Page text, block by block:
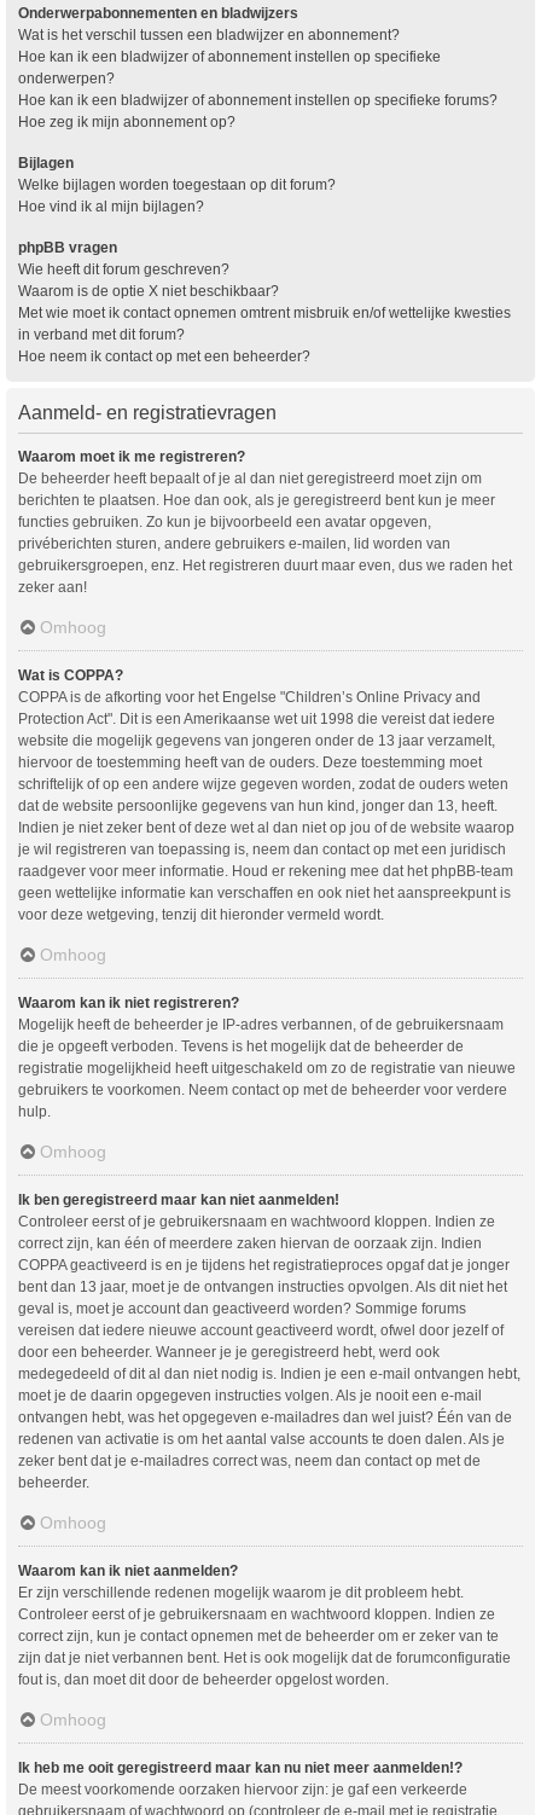
Onderwerpabonnementen en bladwijzers
Wat is het verschil tussen een bladwijzer en abonnement?
Hoe kan ik een bladwijzer of abonnement instellen op specifieke
onderwerpen?
Hoe kan ik een bladwijzer of abonnement instellen op specifieke forums?
Hoe zeg ik mijn abonnement op?
Bijlagen
Welke bijlagen worden toegestaan op dit forum?
Hoe vind ik al mijn bijlagen?
phpBB vragen
Wie heeft dit forum geschreven?
Waarom is de optie X niet beschikbaar?
Met wie moet ik contact opnemen omtrent misbruik en/of wettelijke kwesties
in verband met dit forum?
Hoe neem ik contact op met een beheerder?
Aanmeld- en registratievragen
Waarom moet ik me registreren?
De beheerder heeft bepaalt of je al dan niet geregistreerd moet zijn om
berichten te plaatsen. Hoe dan ook, als je geregistreerd bent kun je meer
functies gebruiken. Zo kun je bijvoorbeeld een avatar opgeven,
privéberichten sturen, andere gebruikers e-mailen, lid worden van
gebruikersgroepen, enz. Het registreren duurt maar even, dus we raden het
zeker aan!
Omhoog
Wat is COPPA?
COPPA is de afkorting voor het Engelse "Children’s Online Privacy and
Protection Act". Dit is een Amerikaanse wet uit 1998 die vereist dat iedere
website die mogelijk gegevens van jongeren onder de 13 jaar verzamelt,
hiervoor de toestemming heeft van de ouders. Deze toestemming moet
schriftelijk of op een andere wijze gegeven worden, zodat de ouders weten
dat de website persoonlijke gegevens van hun kind, jonger dan 13, heeft.
Indien je niet zeker bent of deze wet al dan niet op jou of de website waarop
je wil registreren van toepassing is, neem dan contact op met een juridisch
raadgever voor meer informatie. Houd er rekening mee dat het phpBB-team
geen wettelijke informatie kan verschaffen en ook niet het aanspreekpunt is
voor deze wetgeving, tenzij dit hieronder vermeld wordt.
Omhoog
Waarom kan ik niet registreren?
Mogelijk heeft de beheerder je IP-adres verbannen, of de gebruikersnaam
die je opgeeft verboden. Tevens is het mogelijk dat de beheerder de
registratie mogelijkheid heeft uitgeschakeld om zo de registratie van nieuwe
gebruikers te voorkomen. Neem contact op met de beheerder voor verdere
hulp.
Omhoog
Ik ben geregistreerd maar kan niet aanmelden!
Controleer eerst of je gebruikersnaam en wachtwoord kloppen. Indien ze
correct zijn, kan één of meerdere zaken hiervan de oorzaak zijn. Indien
COPPA geactiveerd is en je tijdens het registratieproces opgaf dat je jonger
bent dan 13 jaar, moet je de ontvangen instructies opvolgen. Als dit niet het
geval is, moet je account dan geactiveerd worden? Sommige forums
vereisen dat iedere nieuwe account geactiveerd wordt, ofwel door jezelf of
door een beheerder. Wanneer je je geregistreerd hebt, werd ook
medegedeeld of dit al dan niet nodig is. Indien je een e-mail ontvangen hebt,
moet je de daarin opgegeven instructies volgen. Als je nooit een e-mail
ontvangen hebt, was het opgegeven e-mailadres dan wel juist? Één van de
redenen van activatie is om het aantal valse accounts te doen dalen. Als je
zeker bent dat je e-mailadres correct was, neem dan contact op met de
beheerder.
Omhoog
Waarom kan ik niet aanmelden?
Er zijn verschillende redenen mogelijk waarom je dit probleem hebt.
Controleer eerst of je gebruikersnaam en wachtwoord kloppen. Indien ze
correct zijn, kun je contact opnemen met de beheerder om er zeker van te
zijn dat je niet verbannen bent. Het is ook mogelijk dat de forumconfiguratie
fout is, dan moet dit door de beheerder opgelost worden.
Omhoog
Ik heb me ooit geregistreerd maar kan nu niet meer aanmelden!?
De meest voorkomende oorzaken hiervoor zijn: je gaf een verkeerde
gebruikersnaam of wachtwoord op (controleer de e-mail met je registratie